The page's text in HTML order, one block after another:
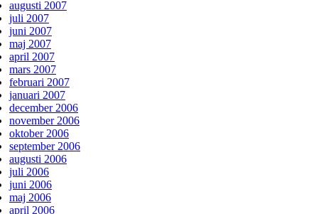
augusti 2007
juli 2007
juni 2007
maj 2007
april 2007
mars 2007
februari 2007
januari 2007
december 2006
november 2006
oktober 2006
september 2006
augusti 2006
juli 2006
juni 2006
maj 2006
april 2006